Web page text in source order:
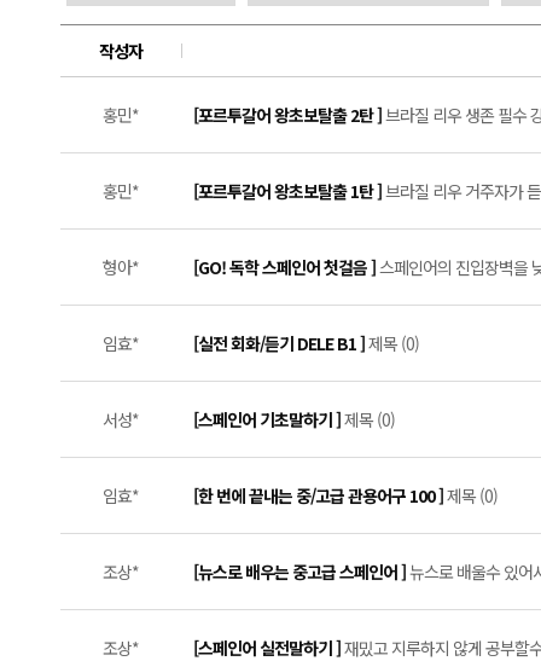
작성자
홍민* [포르투갈어 왕초보탈출 2탄 ]브라질 리우 생존 필수
홍민* [포르투갈어 왕초보탈출 1탄 ]브라질 리우 거주자가
형아* [GO! 독학 스페인어 첫걸음 ]스페인어의 진입장벽을
임효* [실전 회화/듣기 DELE B1 ]제목 (0)
서성* [스페인어 기초말하기 ]제목 (0)
임효* [한 번에 끝내는 중/고급 관용어구 100 ]제목 (0)
조상* [뉴스로 배우는 중고급 스페인어 ]뉴스로 배울수 있어
조상* [스페인어 실전말하기 ]재밌고 지루하지 않게 공부할